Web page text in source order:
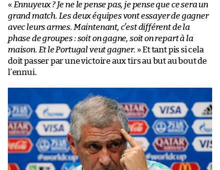
« Ennuyeux ? Je ne le pense pas, je pense que ce sera un
grand match. Les deux équipes vont essayer de gagner
avec leurs armes. Maintenant, c’est différent de la
phase de groupes : soit on gagne, soit on repart à la
maison. Et le Portugal veut gagner. » Et tant pis si cela
doit passer par une victoire aux tirs au but au bout de
l’ennui.